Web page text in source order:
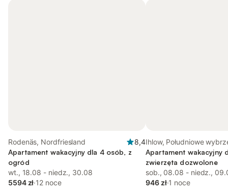
Rodenäs, Nordfriesland
8,4
Apartament wakacyjny dla 4 osób, z
ogród
wt., 18.08 - niedz., 30.08
5594 zł·12 noce
Ihlow, Południowe
Morza Północnego
Apartament wakacyjny
zwierzęta dozwolone
sob., 08.08 - niedz.,
946 zł·1 noce